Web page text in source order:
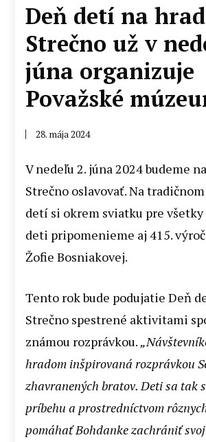
Deň detí na
Strečno už v
júna organizuje
Považské
28. mája 2024
V nedeľu 2. júna 2024 budeme
Strečno oslavovať. Na
detí si okrem sviatku pre
deti pripomenieme aj 415.
Žofie Bosniakovej.
Tento rok bude podujatie Deň
Strečno spestrené aktivitami
známou rozprávkou.
hradom inšpirovaná rozprávkou
zhavranených bratov. Deti sa tak
príbehu a prostredníctvom
pomáhať Bohdanke zachrániť